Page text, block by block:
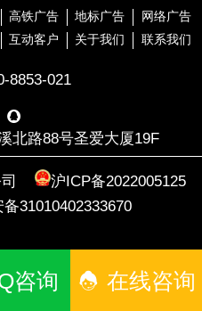
高铁广告 地标广告
网络广告
互动客户 关于我们 联系我们
8853-021

北路88号圣爱大厦19F
司
沪ICP备2022005125
31010402333670
咨询  在线咨询